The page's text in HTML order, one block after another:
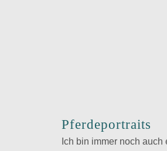
Pferdeportraits
Ich bin immer noch